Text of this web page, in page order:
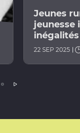
Jeunes
jeunesse
22 SEP 2025